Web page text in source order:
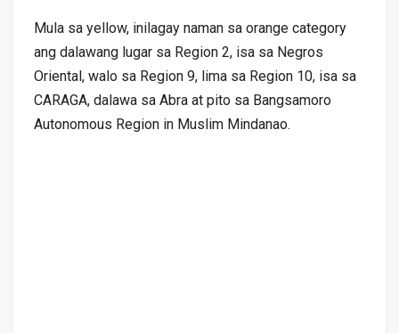
Mula sa yellow, inilagay naman sa orange category
ang dalawang lugar sa Region 2, isa sa Negros
Oriental, walo sa Region 9, lima sa Region 10, isa sa
CARAGA, dalawa sa Abra at pito sa Bangsamoro
Autonomous Region in Muslim Mindanao.